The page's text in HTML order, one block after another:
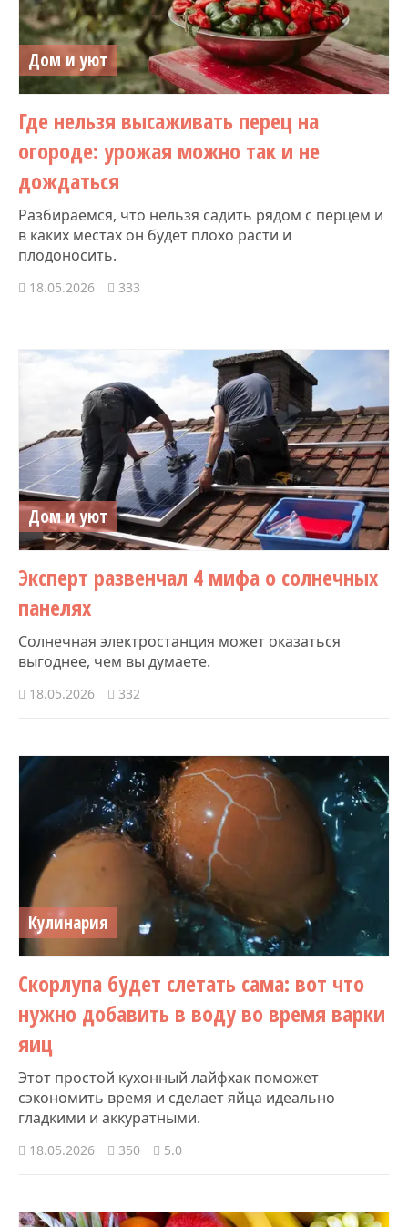
Дом и уют
Где нельзя высаживать перец на
огороде: урожая можно так и не
дождаться
Разбираемся, что нельзя садить рядом с перцем и
в каких местах он будет плохо расти и
плодоносить.
18.05.2026 333
Дом и уют
Эксперт развенчал 4 мифа о солнечных
панелях
Солнечная электростанция может оказаться
выгоднее, чем вы думаете.
18.05.2026 332
Кулинария
Скорлупа будет слетать сама: вот что
нужно добавить в воду во время варки
яиц
Этот простой кухонный лайфхак поможет
сэкономить время и сделает яйца идеально
гладкими и аккуратными.
18.05.2026 350 5.0